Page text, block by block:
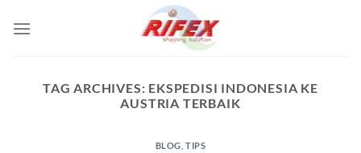
TAG ARCHIVES: EKSPEDISI INDONESIA KE
AUSTRIA TERBAIK
BLOG ,TIPS